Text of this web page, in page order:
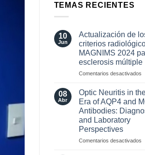
TEMAS RECIENTES
10
Jun
Actualización de
criterios
MAGNIMS 2024
esclerosis múltiple
Comentarios desactivadosen
08
Abr
Optic Neuritis in
Era of AQP4 and
Antibodies:
and Laboratory
Perspectives
Comentarios desactivadosen